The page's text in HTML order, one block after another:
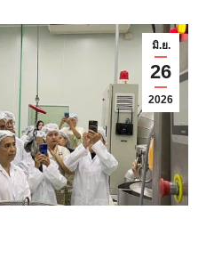
มิ.ย.
26
2026